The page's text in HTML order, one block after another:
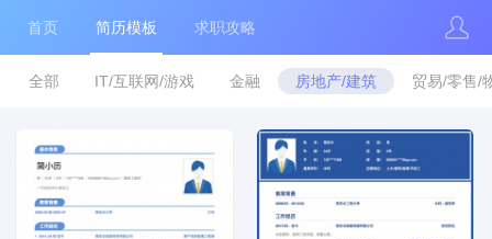
首页 简历模板 求职攻略
全部 IT/互联网/游戏 金融 房地产/建筑 贸易/零售/